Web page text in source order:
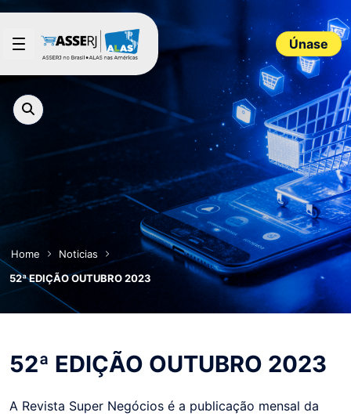
Saltar al contenido principal
Únase
Home
Noticias
52ª EDIÇÃO OUTUBRO 2023
52ª EDIÇÃO OUTUBRO 2023
A Revista Super Negócios é a publicação mensal da